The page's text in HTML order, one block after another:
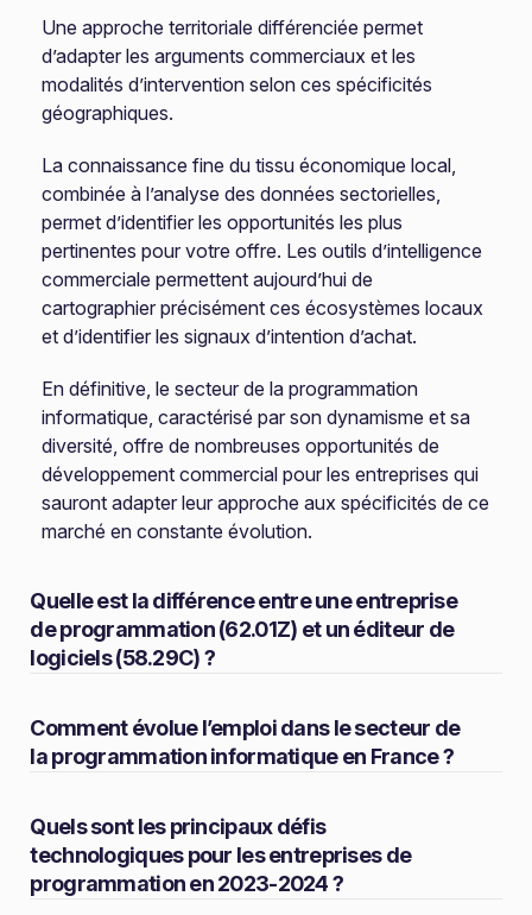
Une approche territoriale différenciée permet
d’adapter les arguments commerciaux et les
modalités d’intervention selon ces spécificités
géographiques.
La connaissance fine du tissu économique local,
combinée à l’analyse des données sectorielles,
permet d’identifier les opportunités les plus
pertinentes pour votre offre. Les outils d’intelligence
commerciale permettent aujourd’hui de
cartographier précisément ces écosystèmes locaux
et d’identifier les signaux d’intention d’achat.
En définitive, le secteur de la programmation
informatique, caractérisé par son dynamisme et sa
diversité, offre de nombreuses opportunités de
développement commercial pour les entreprises qui
sauront adapter leur approche aux spécificités de ce
marché en constante évolution.
Quelle est la différence entre une entreprise
de programmation (62.01Z) et un éditeur de
logiciels (58.29C) ?
Comment évolue l’emploi dans le secteur de
la programmation informatique en France ?
Quels sont les principaux défis
technologiques pour les entreprises de
programmation en 2023-2024 ?